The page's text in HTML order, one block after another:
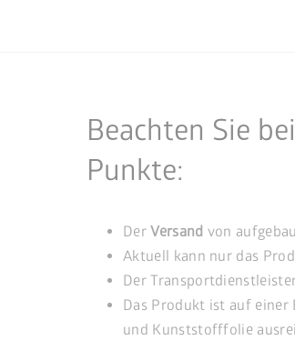
Beachten Sie
Punkte:
DerVersand von
Aktuell kann nur das
Der
Das Produkt ist auf
und Kunststofffolie